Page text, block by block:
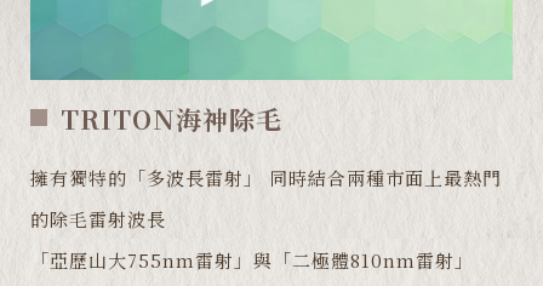
TRITON海神除毛
擁有獨特的「多波長雷射」 同時結合兩種市面上最熱門
的除毛雷射波長
「亞歷山大755nm雷射」與「二極體810nm雷射」